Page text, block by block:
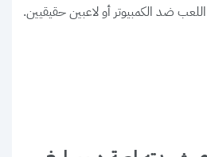
ضد الكمبيوتر أو لاعبين حقيقيين.